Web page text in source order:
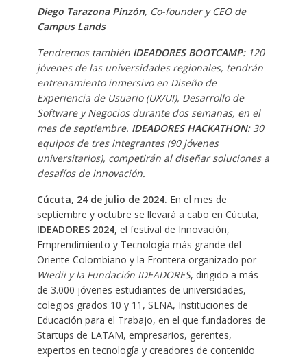
Diego Tarazona Pinzón, Co-founder y CEO de
Campus Lands
Tendremos también IDEADORES BOOTCAMP:120
jóvenes de las universidades regionales, tendrán
entrenamiento inmersivo en Diseño de
Experiencia de Usuario (UX/UI), Desarrollo de
Software y Negocios durante dos semanas, en el
mes de septiembre. IDEADORES HACKATHON: 30
equipos de tres integrantes (90 jóvenes
universitarios), competirán al diseñar soluciones a
desafíos de innovación.
Cúcuta, 24 de julio de 2024. En el mes de
septiembre y octubre se llevará a cabo en Cúcuta,
IDEADORES 2024, el festival de Innovación,
Emprendimiento y Tecnología más grande del
Oriente Colombiano y la Frontera organizado por
Wiedii y la Fundación IDEADORES, dirigido a más
de 3.000 jóvenes estudiantes de universidades,
colegios grados 10 y 11, SENA, Instituciones de
Educación para el Trabajo, en el que fundadores de
Startups de LATAM, empresarios, gerentes,
expertos en tecnología y creadores de contenido